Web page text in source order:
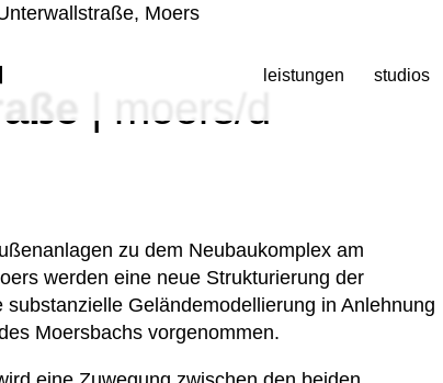
leistungen studios
| moers/d
zu dem Neubaukomplex am
werden eine neue Strukturierung der
Geländemodellierung in Anlehnung
Moersbachs vorgenommen.